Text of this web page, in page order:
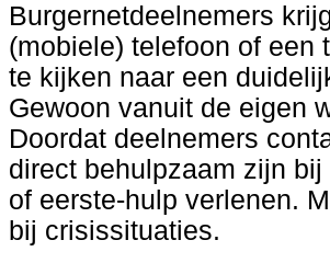
Burgernetdeelnemers
(mobiele) telefoon of een
te kijken naar een
Gewoon vanuit de eigen
Doordat deelnemers
direct behulpzaam zijn
of eerste-hulp verlenen.
bij crisissituaties.